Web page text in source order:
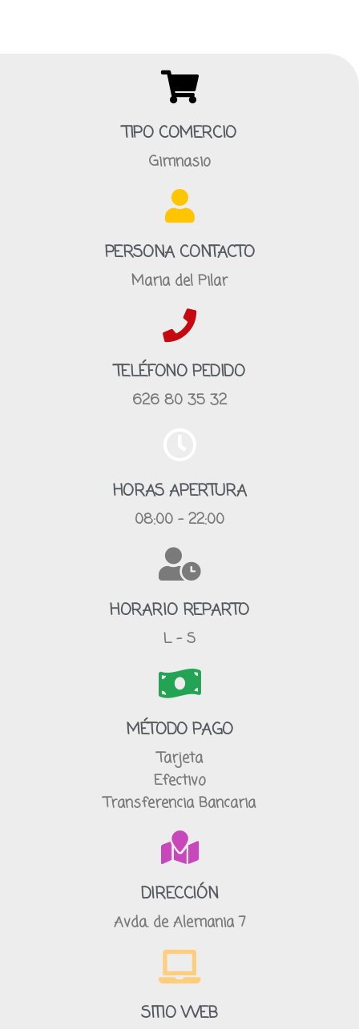
TIPO COMERCIO
Gimnasio
PERSONA CONTACTO
Maria del Pilar
TELÉFONO PEDIDO
626 80 35 32
HORAS APERTURA
08:00 - 22:00
HORARIO REPARTO
L - S
MÉTODO PAGO
Tarjeta
Efectivo
Transferencia Bancaria
DIRECCIÓN
Avda. de Alemania 7
SITIO WEB